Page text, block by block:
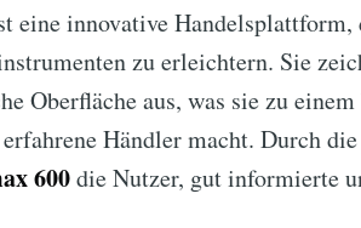
eine innovative
zu erleichtern. Sie
Oberfläche aus, was sie zu
Händler macht. Durch
600die Nutzer, gut informierte